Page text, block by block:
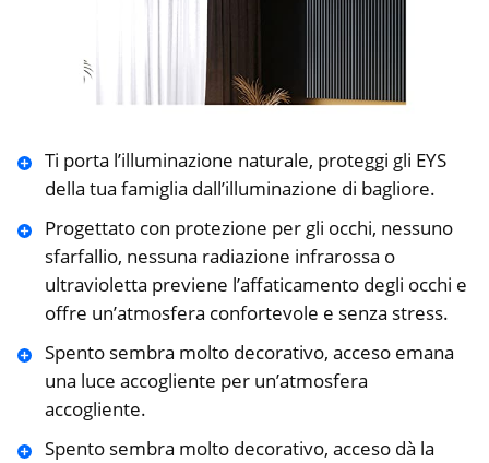
Ti porta l’illuminazione naturale, proteggi gli EYS
della tua famiglia dall’illuminazione di bagliore.
Progettato con protezione per gli occhi, nessuno
sfarfallio, nessuna radiazione infrarossa o
ultravioletta previene l’affaticamento degli occhi e
offre un’atmosfera confortevole e senza stress.
Spento sembra molto decorativo, acceso emana
una luce accogliente per un’atmosfera
accogliente.
Spento sembra molto decorativo, acceso dà la